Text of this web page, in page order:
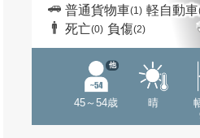
普通貨物車(1) 軽自動車
死亡(0) 負傷(2)
45～54歳
他
晴